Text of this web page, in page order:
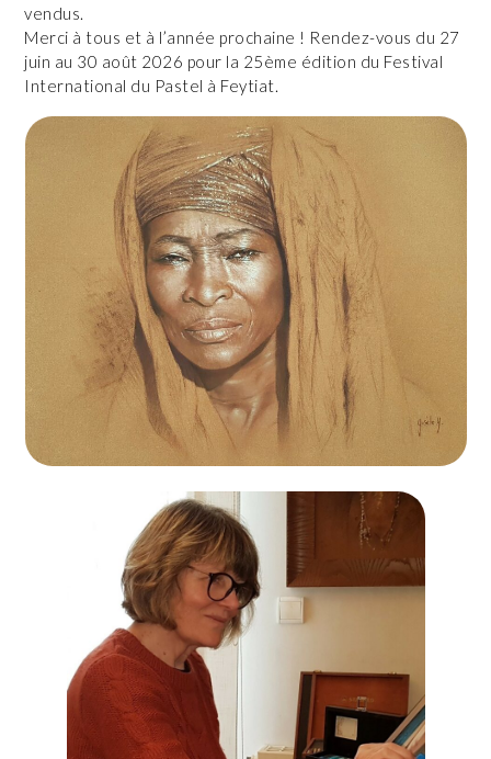
vendus.
Merci à tous et à l’année prochaine ! Rendez-vous du 27
juin au 30 août 2026 pour la 25ème édition du Festival
International du Pastel à Feytiat.